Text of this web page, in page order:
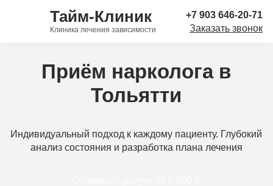
Тайм-Клиник
Клиника лечения зависимости
+7 903 646-20-71
Заказать звонок
Приём нарколога в
Тольятти
Индивидуальный подход к каждому пациенту. Глубокий
анализ состояния и разработка плана лечения